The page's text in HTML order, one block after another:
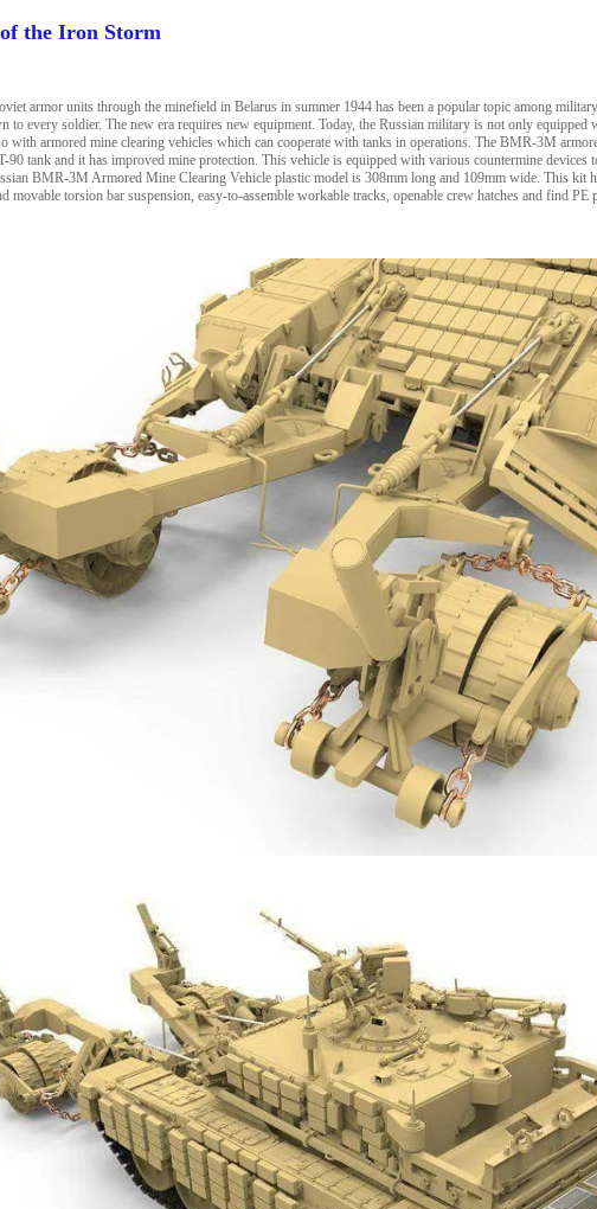
the Iron Storm
armor units through the minefield in Belarus in summer 1944 has been a popular topic among
to every soldier. The new era requires new equipment. Today, the Russian military is not only
with armored mine clearing vehicles which can cooperate with tanks in operations. The BMR-3M
90 tank and it has improved mine protection. This vehicle is equipped with various countermine
BMR-3M Armored Mine Clearing Vehicle plastic model is 308mm long and 109mm wide. This kit
movable torsion bar suspension, easy-to-assemble workable tracks, openable crew hatches and find PE